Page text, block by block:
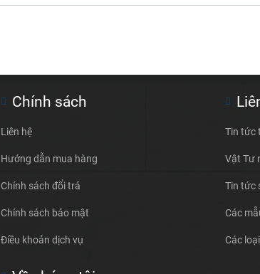
Chính sách
Liên hệ
Hướng dẫn mua hàng
Chính sách đổi trả
Chính sách bảo mật
Điều khoản dịch vụ
Tin tức
Vật Tư
Tin tức
Các
Các